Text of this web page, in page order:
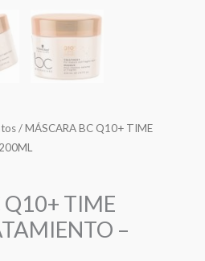
/ MÁSCARA BC Q10+ TIME
TIME
–